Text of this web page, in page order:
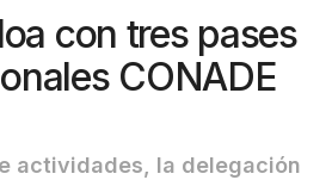
con tres pases
CONADE
actividades, la delegación